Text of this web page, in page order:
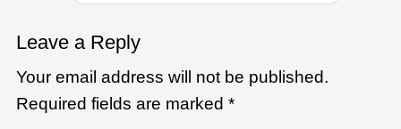
Leave a Reply
Your email address will not be published.
Required fields are marked *